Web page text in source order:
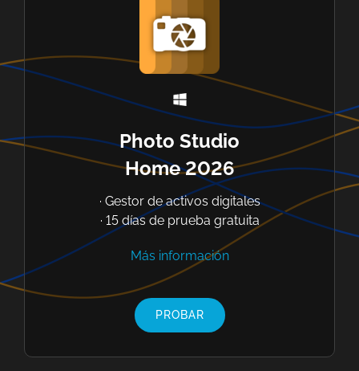
Photo Studio
Home 2026
· Gestor de activos digitales
· 15 días de prueba gratuita
Más información
PROBAR